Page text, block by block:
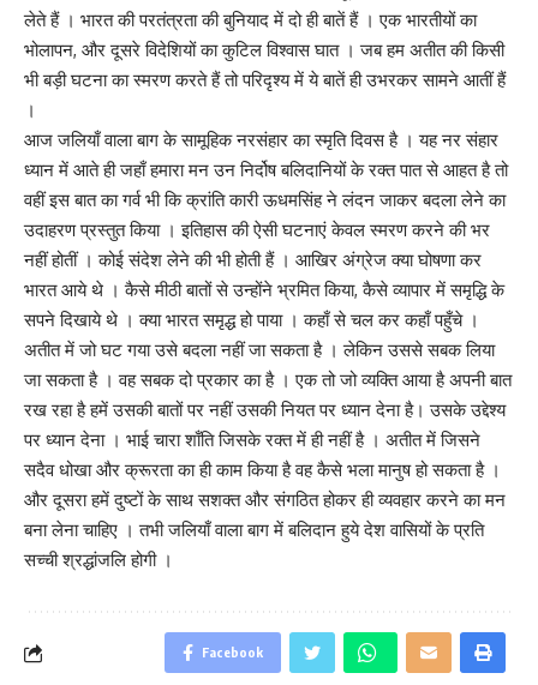
लेते हैं । भारत की परतंत्रता की बुनियाद में दो ही बातें हैं । एक भारतीयों का
भोलापन, और दूसरे विदेशियों का कुटिल विश्वास घात । जब हम अतीत की किसी
भी बड़ी घटना का स्मरण करते हैं तो परिदृश्य में ये बातें ही उभरकर सामने आतीं हैं
।
आज जलियाँ वाला बाग के सामूहिक नरसंहार का स्मृति दिवस है । यह नर संहार
ध्यान में आते ही जहाँ हमारा मन उन निर्दोष बलिदानियों के रक्त पात से आहत है तो
वहीं इस बात का गर्व भी कि क्रांति कारी ऊधमसिंह ने लंदन जाकर बदला लेने का
उदाहरण प्रस्तुत किया । इतिहास की ऐसी घटनाएं केवल स्मरण करने की भर
नहीं होतीं । कोई संदेश लेने की भी होती हैं । आखिर अंग्रेज क्या घोषणा कर
भारत आये थे । कैसे मीठी बातों से उन्होंने भ्रमित किया, कैसे व्यापार में समृद्धि के
सपने दिखाये थे । क्या भारत समृद्ध हो पाया । कहाँ से चल कर कहाँ पहुँचे ।
अतीत में जो घट गया उसे बदला नहीं जा सकता है । लेकिन उससे सबक लिया
जा सकता है । वह सबक दो प्रकार का है । एक तो जो व्यक्ति आया है अपनी बात
रख रहा है हमें उसकी बातों पर नहीं उसकी नियत पर ध्यान देना है। उसके उद्देश्य
पर ध्यान देना । भाई चारा शाँति जिसके रक्त में ही नहीं है । अतीत में जिसने
सदैव धोखा और क्रूरता का ही काम किया है वह कैसे भला मानुष हो सकता है ।
और दूसरा हमें दुष्टों के साथ सशक्त और संगठित होकर ही व्यवहार करने का मन
बना लेना चाहिए । तभी जलियाँ वाला बाग में बलिदान हुये देश वासियों के प्रति
सच्ची श्रद्धांजलि होगी ।
Facebook